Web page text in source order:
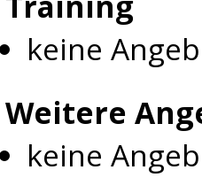
keine
Weitere
keine